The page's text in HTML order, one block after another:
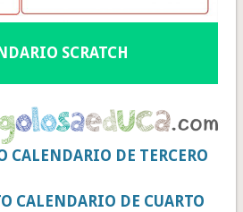
SCRATCH
CALENDARIO DE TERCERO
CALENDARIO DE CUARTO